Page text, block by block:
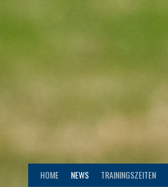
HOME NEWS TRAININGSZEITEN